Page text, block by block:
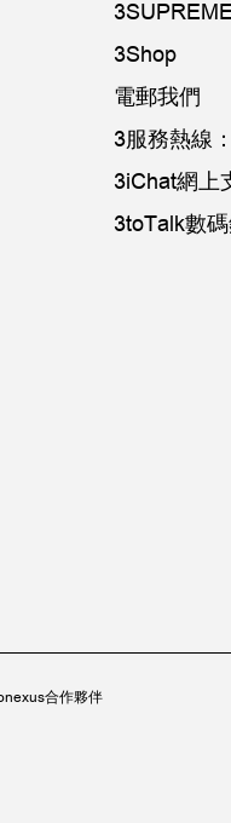
3Shop
電郵我們
3服務熱線
3iChat網上
3toTalk數
合作夥伴